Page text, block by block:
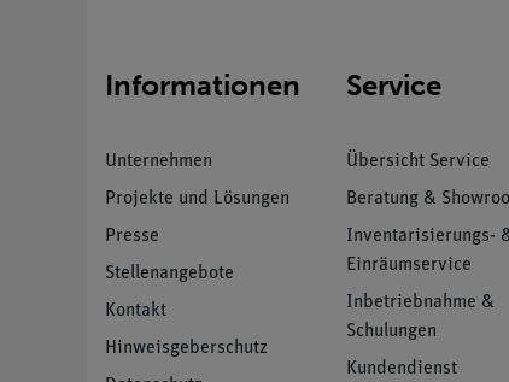
Informationen
Unternehmen
Projekte und Lösungen
Presse
Stellenangebote
Kontakt
Hinweisgeberschutz
Service
Übersicht Service
Beratung &
Inventarisierungs-
Einräumservice
Inbetriebnahme &
Schulungen
Kundendienst